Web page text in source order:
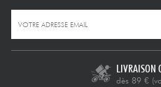
LIVRAISON
dès 89 €